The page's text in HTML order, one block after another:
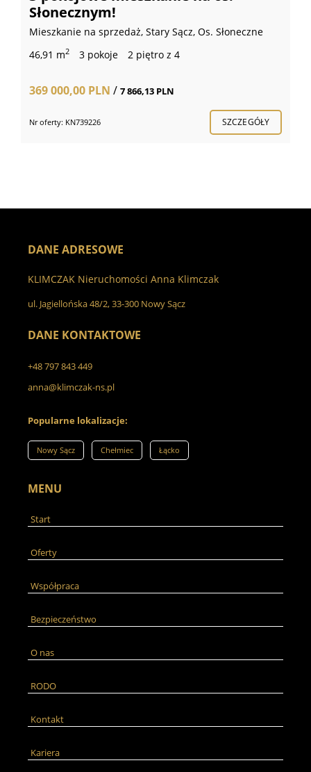
Słonecznym!
Mieszkanie na sprzedaż, Stary Sącz, Os. Słoneczne
46,91 m2 3 pokoje 2 piętro z 4
369 000,00 PLN / 7 866,13 PLN
Nr oferty: KN739226 SZCZEGÓŁY
DANE ADRESOWE
KLIMCZAK Nieruchomości Anna Klimczak
ul. Jagiellońska 48/2, 33-300 Nowy Sącz
DANE KONTAKTOWE
+48 797 843 449
anna@klimczak-ns.pl
Popularne lokalizacje:
Nowy Sącz Chełmiec Łącko
MENU
Start
Oferty
Współpraca
Bezpieczeństwo
O nas
RODO
Kontakt
Kariera